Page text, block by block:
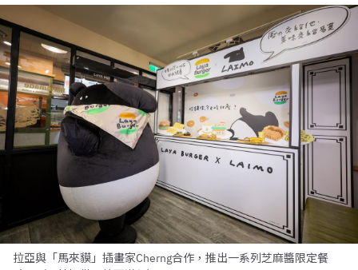
拉亞與「馬來貘」插畫家Cherng合作，推出一系列芝麻醬限定餐